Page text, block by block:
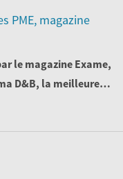
PME, magazine
le magazine Exame,
D&B, la meilleure